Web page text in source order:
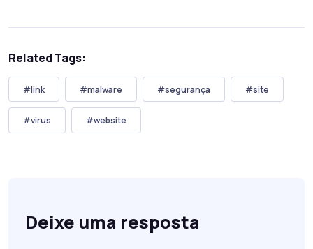
Related Tags:
#link #malware #segurança #site
#virus #website
Deixe uma resposta